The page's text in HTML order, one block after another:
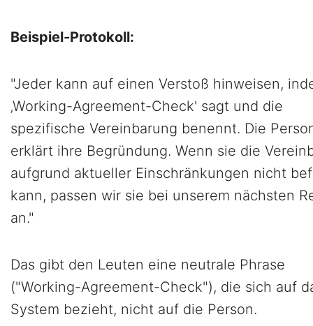
Beispiel-Protokoll:
"Jeder kann auf einen Verstoß hinweisen,
‚Working-Agreement-Check' sagt und die
spezifische Vereinbarung benennt. Die
erklärt ihre Begründung. Wenn sie die
aufgrund aktueller Einschränkungen nicht
kann, passen wir sie bei unserem nächsten
an."
Das gibt den Leuten eine neutrale Phrase
("Working-Agreement-Check"), die sich auf
System bezieht, nicht auf die Person.